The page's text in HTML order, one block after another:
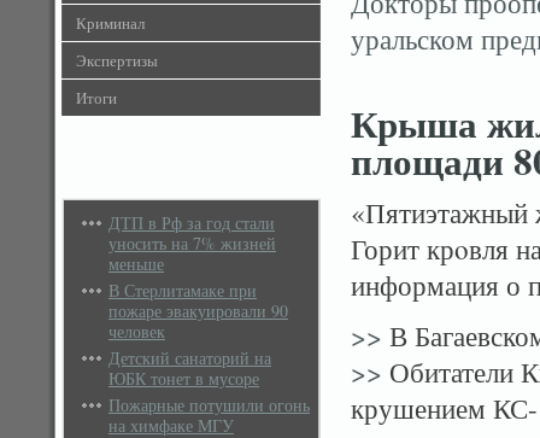
Криминал
Экспертизы
Итоги
ДТП в Рф за год стали
уносить на 7% жизней
меньше
В Стерлитамаке при
пожаре эвакуировали 90
человек
Детский санаторий на
ЮБК тонет в мусоре
Пожарные потушили огонь
на химфаке МГУ
уральском
Крыша
площади
«Пятиэтажный
Горит крοвля
информация о
>> В
>> Обитатели
крушением